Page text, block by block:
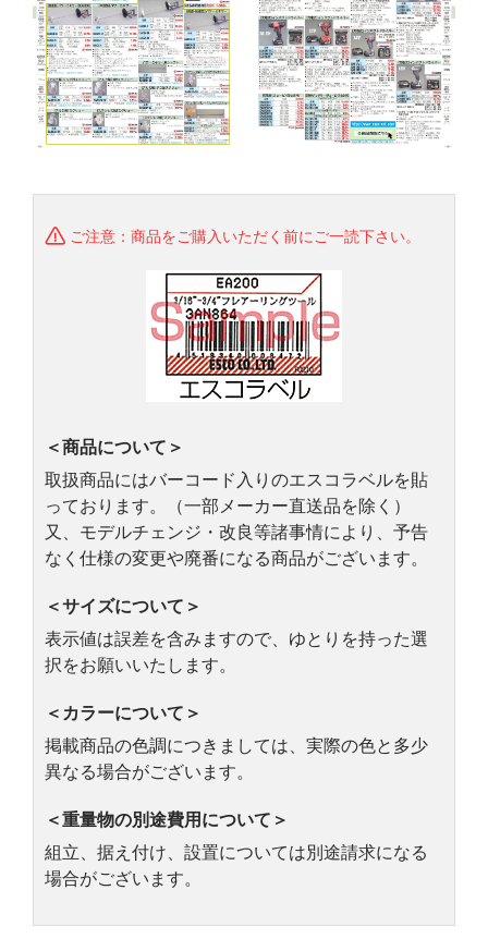
ご注意：商品をご購入いただく前にご一読下さい。
＜商品について＞
取扱商品にはバーコード入りのエスコラベルを貼
っております。（一部メーカー直送品を除く）
又、モデルチェンジ・改良等諸事情により、予告
なく仕様の変更や廃番になる商品がございます。
＜サイズについて＞
表示値は誤差を含みますので、ゆとりを持った選
択をお願いいたします。
＜カラーについて＞
掲載商品の色調につきましては、実際の色と多少
異なる場合がございます。
＜重量物の別途費用について＞
組立、据え付け、設置については別途請求になる
場合がございます。